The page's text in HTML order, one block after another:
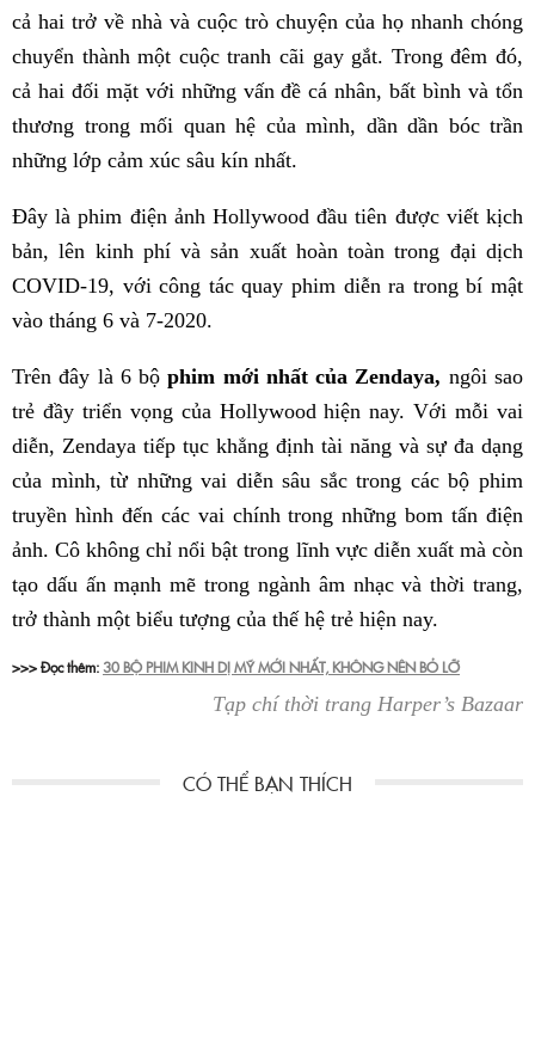
cả hai trở về nhà và cuộc trò chuyện của họ nhanh chóng
chuyển thành một cuộc tranh cãi gay gắt. Trong đêm đó,
cả hai đối mặt với những vấn đề cá nhân, bất bình và tổn
thương trong mối quan hệ của mình, dần dần bóc trần
những lớp cảm xúc sâu kín nhất.
Đây là phim điện ảnh Hollywood đầu tiên được viết kịch
bản, lên kinh phí và sản xuất hoàn toàn trong đại dịch
COVID-19, với công tác quay phim diễn ra trong bí mật
vào tháng 6 và 7-2020.
Trên đây là 6 bộphim mới nhất của Zendaya, ngôi sao
trẻ đầy triển vọng của Hollywood hiện nay. Với mỗi vai
diễn, Zendaya tiếp tục khẳng định tài năng và sự đa dạng
của mình, từ những vai diễn sâu sắc trong các bộ phim
truyền hình đến các vai chính trong những bom tấn điện
ảnh. Cô không chỉ nổi bật trong lĩnh vực diễn xuất mà còn
tạo dấu ấn mạnh mẽ trong ngành âm nhạc và thời trang,
trở thành một biểu tượng của thế hệ trẻ hiện nay.
>>> Đọc thêm:30 BỘ PHIM KINH DỊ MỸ MỚI NHẤT, KHÔNG NÊN BỎ LỠ
Tạp chí thời trang Harper’s Bazaar